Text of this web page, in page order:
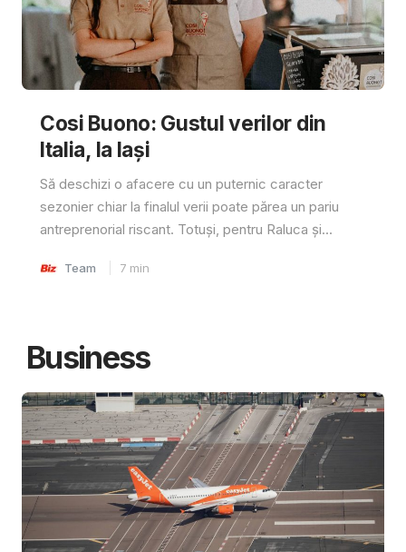
Cosi Buono: Gustul verilor din
Italia, la Iași
Să deschizi o afacere cu un puternic caracter
sezonier chiar la finalul verii poate părea un pariu
antreprenorial riscant. Totuși, pentru Raluca și...
Team 7 min
Business